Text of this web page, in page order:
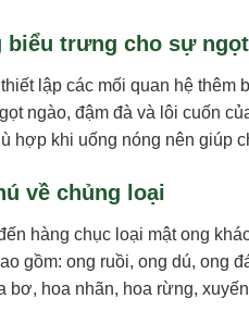
biểu trưng cho sự
lập các mối quan hệ thêm
ngào, đậm đà và lôi cuốn
hợp khi uống nóng nên giúp
về chủng loại
hàng chục loại mật ong
gồm: ong ruồi, ong dú, ong
bơ, hoa nhãn, hoa rừng,